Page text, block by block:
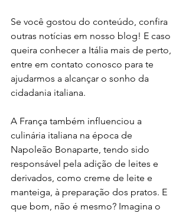
Se você gostou do conteúdo, confira
outras notícias em nosso blog! E caso
queira conhecer a Itália mais de perto,
entre em contato conosco para te
ajudarmos a alcançar o sonho da
cidadania italiana.
A França também influenciou a
culinária italiana na época de
Napoleão Bonaparte, tendo sido
responsável pela adição de leites e
derivados, como creme de leite e
manteiga, à preparação dos pratos. E
que bom, não é mesmo? Imagina o